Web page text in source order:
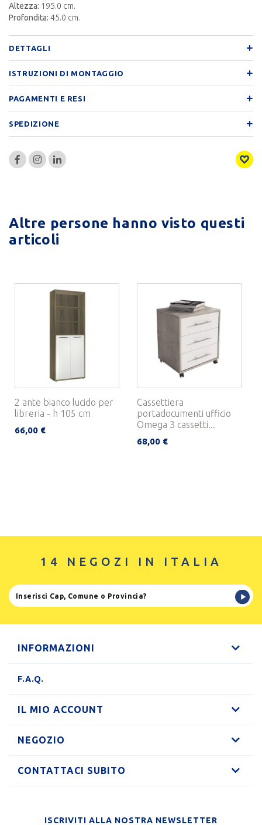
Altezza: 195.0 cm.
Profondita: 45.0 cm.
DETTAGLI
ISTRUZIONI DI MONTAGGIO
PAGAMENTI E RESI
SPEDIZIONE
Altre persone hanno visto questi
articoli
2 ante bianco lucido per
libreria - h 105 cm
66,00 €
Cassettiera
portadocumenti ufficio
Omega 3 cassetti...
68,00 €
14 NEGOZI IN ITALIA
INFORMAZIONI
F.A.Q.
IL MIO ACCOUNT
NEGOZIO
CONTATTACI SUBITO
ISCRIVITI ALLA NOSTRA NEWSLETTER